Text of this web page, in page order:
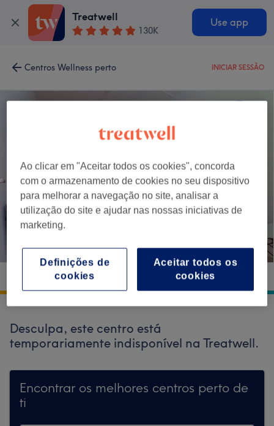
Treatwell
130K
Use app
Centros Wellness perto INICIAR SESSÃO
Kiyo Body and Mind
5340-244 Macedo de Cavaleiros, Portugal
Desculpa, este centro está
temporariamente indisponível na Treatwell.
Encontrar os melhores centros perto de
ti
Ao clicar em "Aceitar todos os cookies", concorda
com o armazenamento de cookies no seu dispositivo
para melhorar a navegação no site, analisar a
utilização do site e ajudar nas nossas iniciativas de
marketing.
Aceitar todos os
cookies
Definições de
cookies